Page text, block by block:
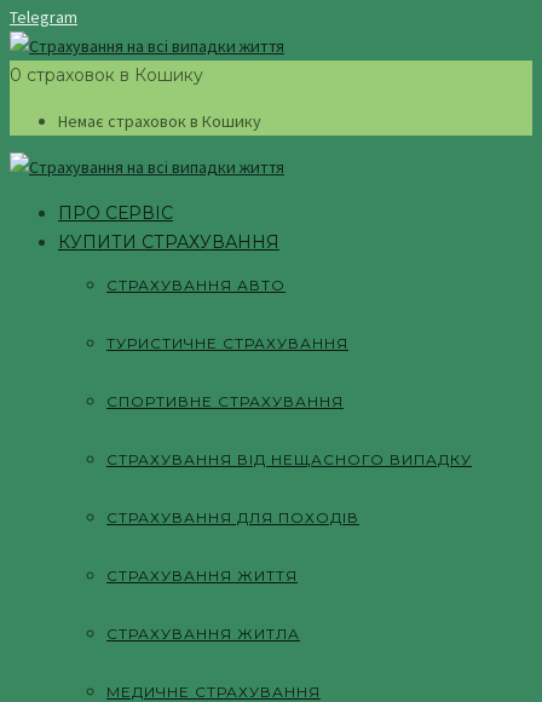
Telegram
0 страховок в Кошику
Немає страховок в Кошику
ПРО СЕРВІС
КУПИТИ СТРАХУВАННЯ
СТРАХУВАННЯ АВТО
ТУРИСТИЧНЕ СТРАХУВАННЯ
СПОРТИВНЕ СТРАХУВАННЯ
СТРАХУВАННЯ ВІД НЕЩАСНОГО ВИПАДКУ
СТРАХУВАННЯ ДЛЯ ПОХОДІВ
СТРАХУВАННЯ ЖИТТЯ
СТРАХУВАННЯ ЖИТЛА
МЕДИЧНЕ СТРАХУВАННЯ